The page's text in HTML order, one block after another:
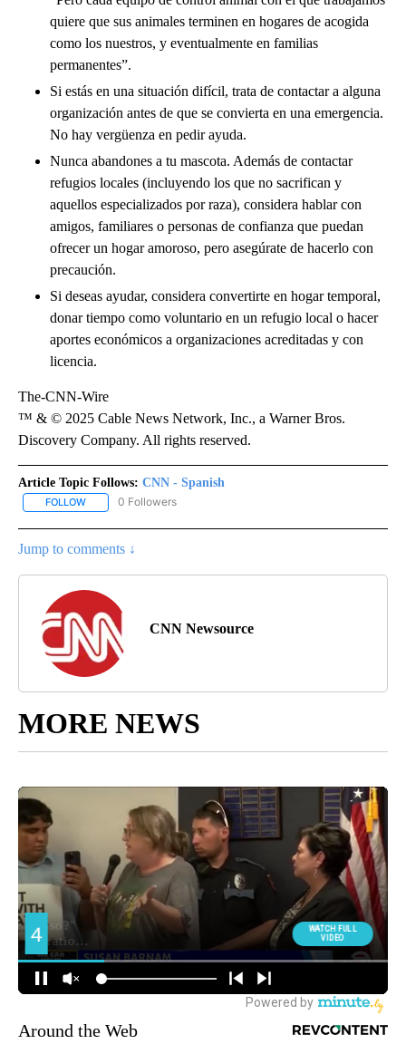
quiere que sus animales terminen en hogares de acogida
como los nuestros, y eventualmente en familias
permanentes”.
Si estás en una situación difícil, trata de contactar a alguna
organización antes de que se convierta en una emergencia.
No hay vergüenza en pedir ayuda.
Nunca abandones a tu mascota. Además de contactar
refugios locales (incluyendo los que no sacrifican y
aquellos especializados por raza), considera hablar con
amigos, familiares o personas de confianza que puedan
ofrecer un hogar amoroso, pero asegúrate de hacerlo con
precaución.
Si deseas ayudar, considera convertirte en hogar temporal,
donar tiempo como voluntario en un refugio local o hacer
aportes económicos a organizaciones acreditadas y con
licencia.
The-CNN-Wire
™ & © 2025 Cable News Network, Inc., a Warner Bros.
Discovery Company. All rights reserved.
Article Topic Follows: CNN - Spanish
FOLLOW FOLLOW "CNN - SPANISH" TO RECEIVE NOTIFICATIONS ABOUT
0 Followers
Jump to comments ↓
CNN Newsource
MORE NEWS
Around the Web